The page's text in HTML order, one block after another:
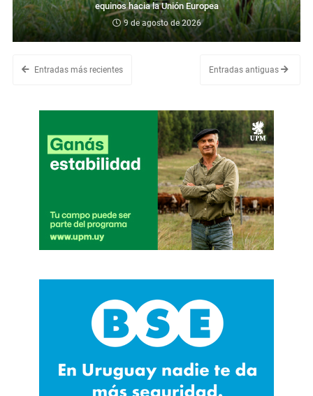
equinos hacia la Unión Europea
9 de agosto de 2026
Entradas más recientes Entradas antiguas